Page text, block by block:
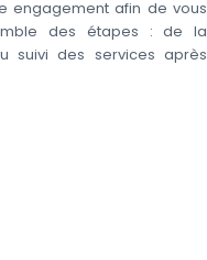
engagement afin de vous
des étapes : de la
suivi des services après